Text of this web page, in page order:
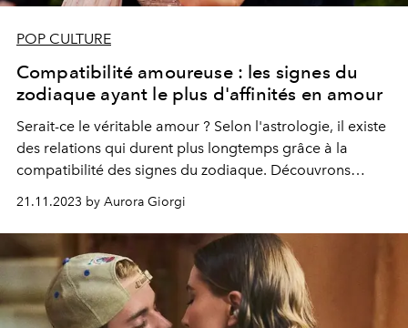
POP CULTURE
Compatibilité amoureuse : les signes du
zodiaque ayant le plus d'affinités en amour
Serait-ce le véritable amour ? Selon l'astrologie, il existe
des relations qui durent plus longtemps grâce à la
compatibilité des signes du zodiaque. Découvrons
21.11.2023 by Aurora Giorgi